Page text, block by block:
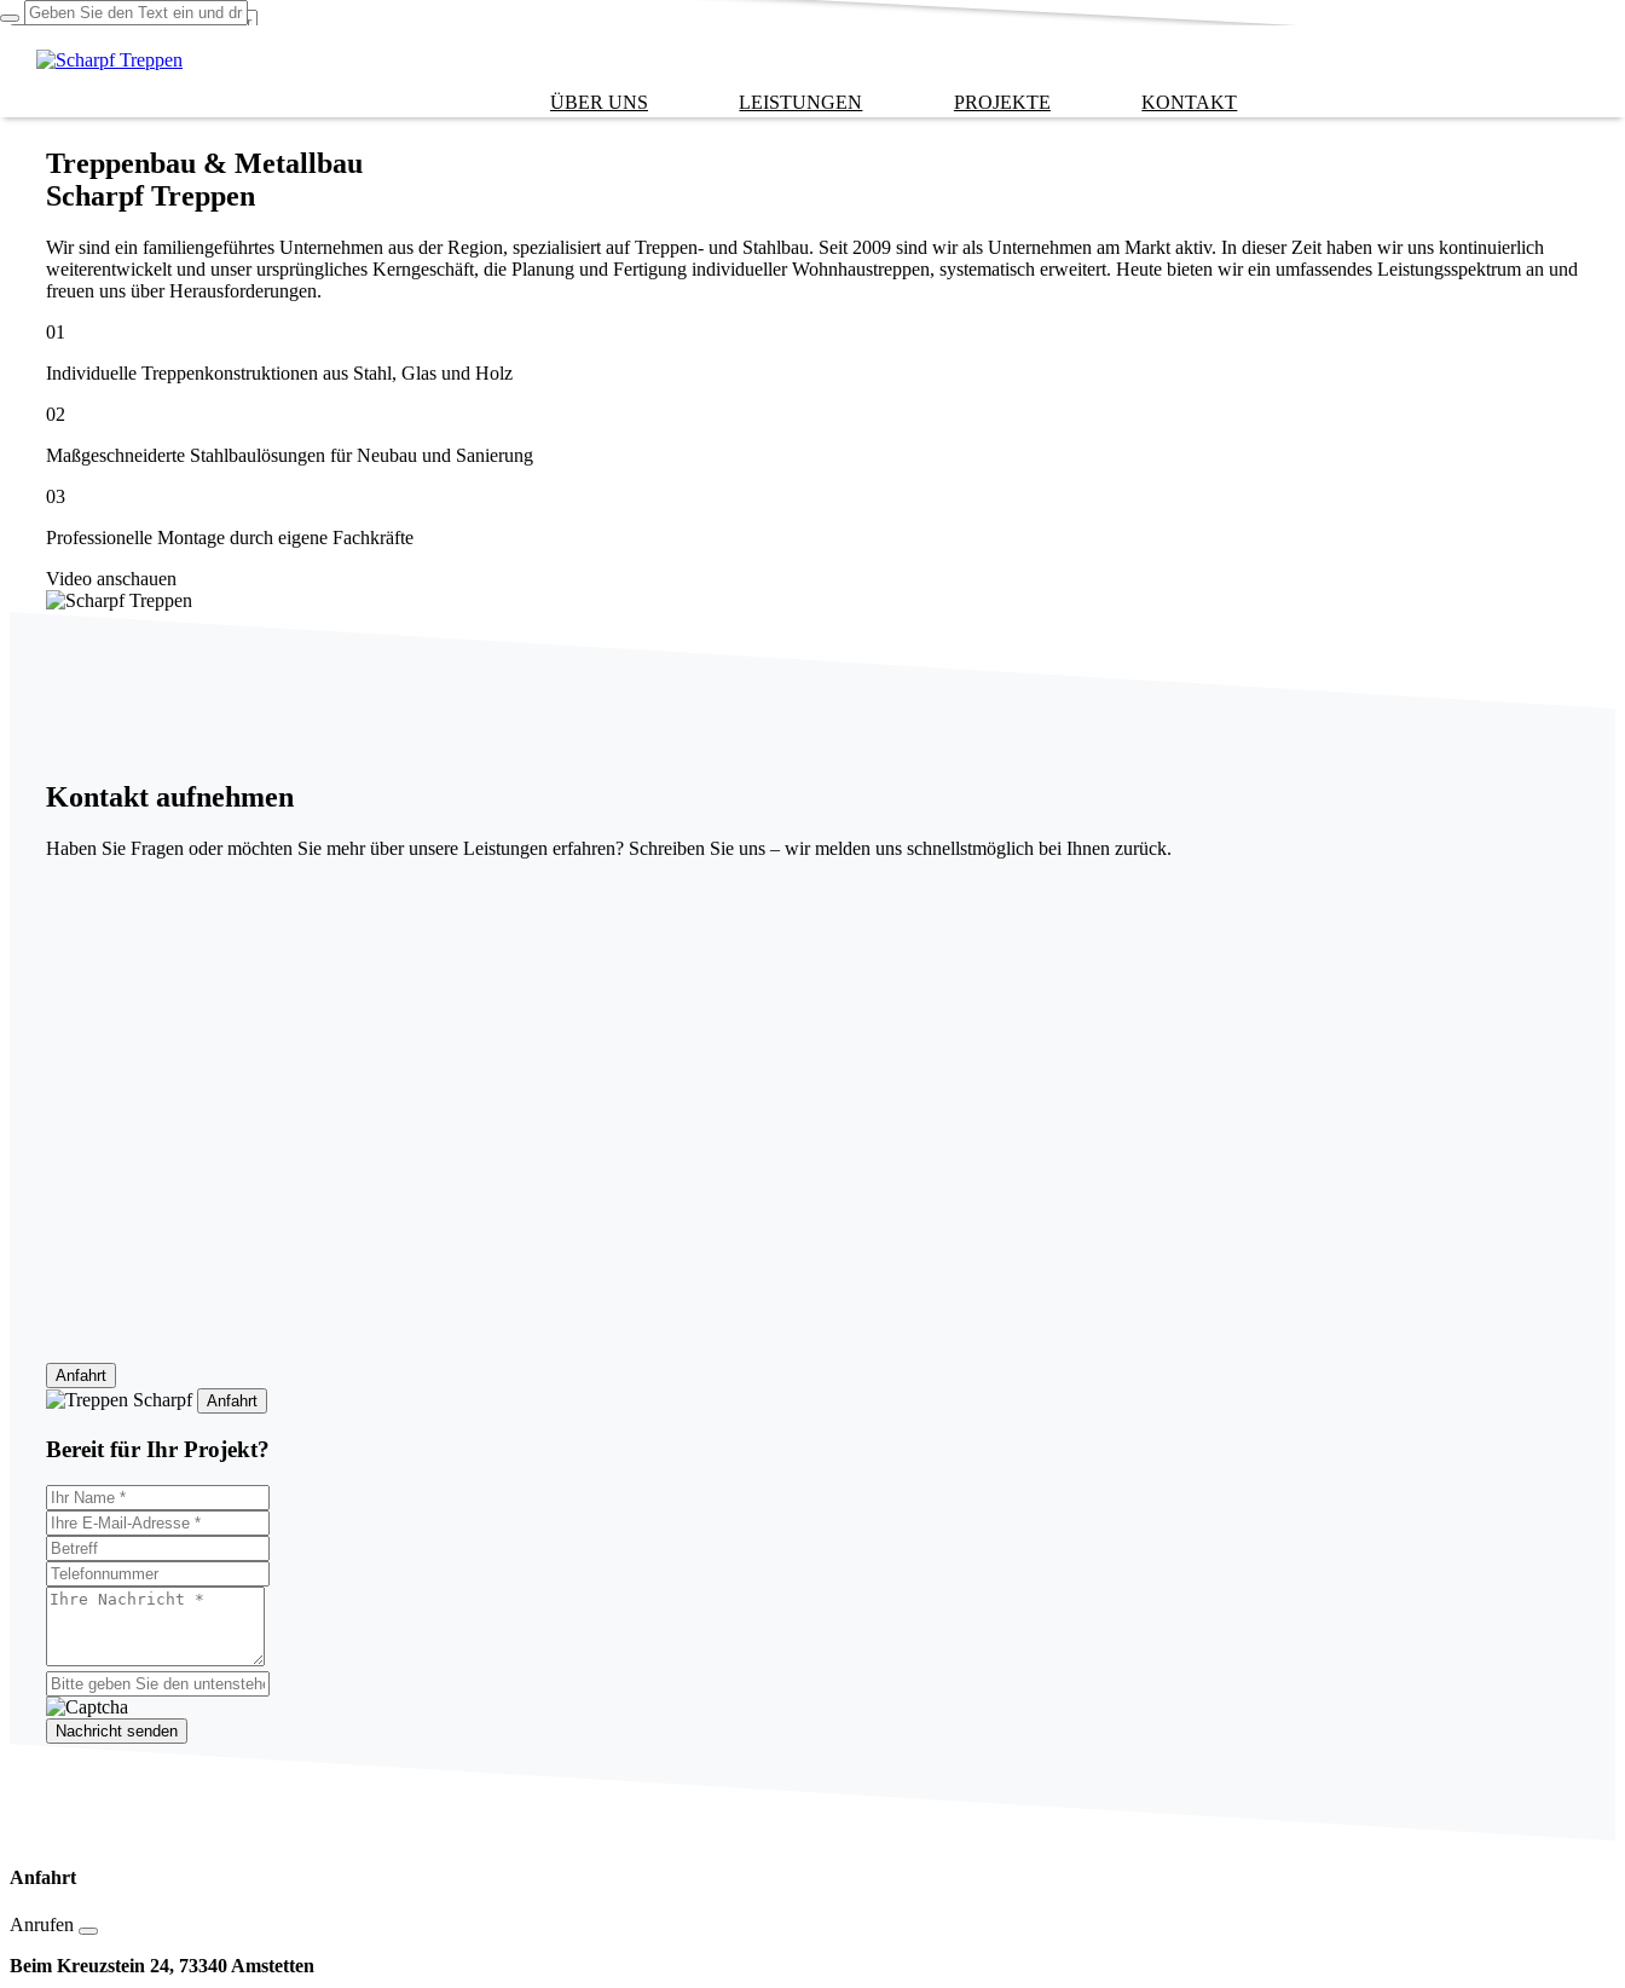
ÜBER UNS LEISTUNGEN PROJEKTE KONTAKT
Treppenbau & Metallbau
Scharpf Treppen
Wir sind ein familiengeführtes Unternehmen aus der Region, spezialisiert auf Treppen- und Stahlbau. Seit 2009 sind wir als Unternehmen am Markt aktiv. In dieser Zeit haben wir uns kontinuierlich
weiterentwickelt und unser ursprüngliches Kerngeschäft, die Planung und Fertigung individueller Wohnhaustreppen, systematisch erweitert. Heute bieten wir ein umfassendes Leistungsspektrum an und
freuen uns über Herausforderungen.
01
Individuelle Treppenkonstruktionen aus Stahl, Glas und Holz
02
Maßgeschneiderte Stahlbaulösungen für Neubau und Sanierung
03
Professionelle Montage durch eigene Fachkräfte
Video anschauen
Kontakt aufnehmen
Haben Sie Fragen oder möchten Sie mehr über unsere Leistungen erfahren? Schreiben Sie uns – wir melden uns schnellstmöglich bei Ihnen zurück.
Anfahrt
Anfahrt
Bereit für Ihr Projekt?
Nachricht senden
Anfahrt
Anrufen
Beim Kreuzstein 24, 73340 Amstetten